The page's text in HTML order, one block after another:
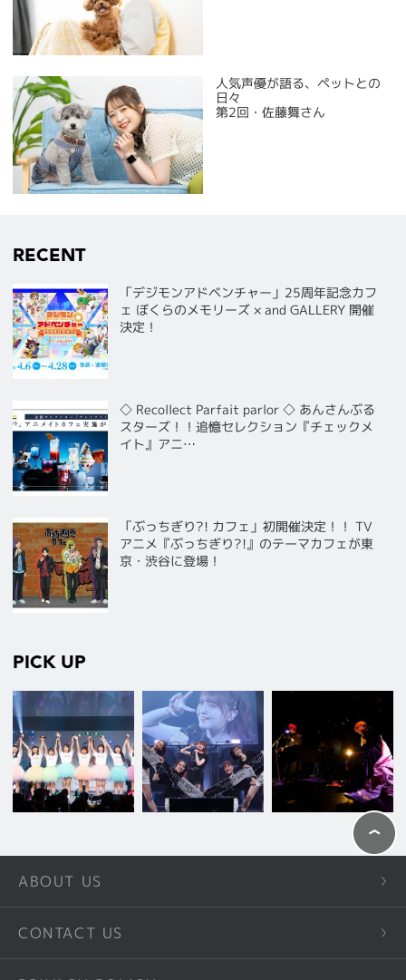
人気声優が語る、ペットとの
日々
第2回・佐藤舞さん
RECENT
「デジモンアドベンチャー」25周年記念カフ
ェ ぼくらのメモリーズ × and GALLERY 開催
決定！
◇ Recollect Parfait parlor ◇ あんさんぶる
スターズ！！追憶セレクション『チェックメ
イト』アニ…
「ぶっちぎり?! カフェ」初開催決定！！ TV
アニメ『ぶっちぎり?!』のテーマカフェが東
京・渋谷に登場！
PICK UP
ABOUT US
CONTACT US